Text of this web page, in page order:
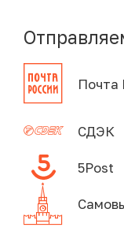
Почта
СДЭК
5Post